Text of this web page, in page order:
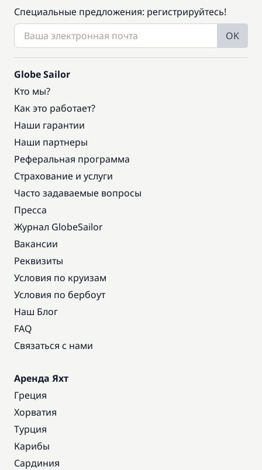
Специальные предложения: регистрируйтесь!
OK
Globe Sailor
Кто мы?
Как это работает?
Наши гарантии
Наши партнеры
Реферальная программа
Страхование и услуги
Часто задаваемые вопросы
Пресса
Журнал GlobeSailor
Вакансии
Реквизиты
Условия по круизам
Условия по бербоут
Наш Блог
FAQ
Связаться с нами
Аренда Яхт
Греция
Хорватия
Турция
Карибы
Сардиния